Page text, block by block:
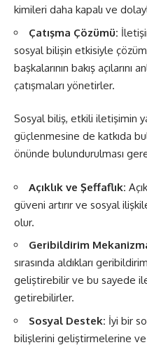
kimileri daha kapalı ve
Çatışma Çözümü:
sosyal bilişin etkisiyle
başkalarının bakış
çatışmaları yönetirler.
Sosyal biliş, etkili iletişimin
güçlenmesine de katkıda
önünde bulundurulması
Açıklık ve Şeffaflık:
güveni artırır ve sosyal
olur.
Geribildirim
sırasında aldıkları
geliştirebilir ve bu sayede
getirebilirler.
Sosyal Destek: İyi bir
bilişlerini geliştirmelerine ve